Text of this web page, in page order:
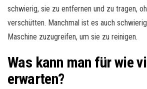
schwierig, sie zu entfernen und zu tragen,
verschütten. Manchmal ist es auch
Maschine zuzugreifen, um sie zu reinigen.
Was kann man für wie
erwarten?